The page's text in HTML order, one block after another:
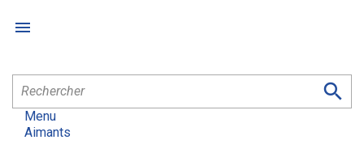


Menu
Aimants